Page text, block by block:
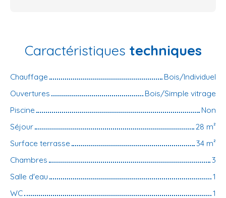
Caractéristiques techniques
Chauffage
Bois/Individuel
Ouvertures
Bois/Simple vitrage
Piscine
Non
Séjour
28 m²
Surface terrasse
34 m²
Chambres
3
Salle d'eau
1
WC
1